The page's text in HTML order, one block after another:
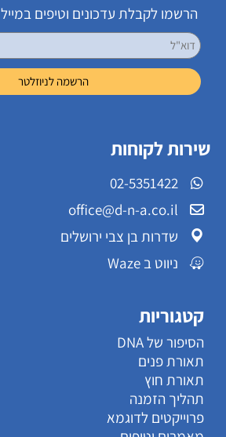
הרשמו לקבלת עדכונים וטיפים במייל
שירות לקוחות
02-5351422
office@d-n-a.co.il
שדרות בן צבי ירושלים
ניווט ב Waze
קטגוריות
הסיפור של DNA
תאורת פנים
תאורת חוץ
תהליך הזמנה
פרוייקטים לדוגמא